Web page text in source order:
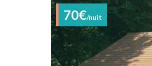
70€/nuit